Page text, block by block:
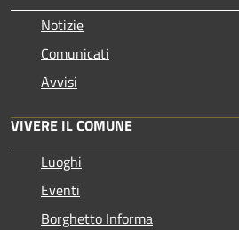
Notizie
Comunicati
Avvisi
VIVERE IL COMUNE
Luoghi
Eventi
Borghetto Informa